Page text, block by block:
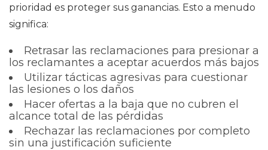
prioridad es proteger sus ganancias. Esto a menudo
significa:
Retrasar las reclamaciones para presionar a
los reclamantes a aceptar acuerdos más bajos
Utilizar tácticas agresivas para cuestionar
las lesiones o los daños
Hacer ofertas a la baja que no cubren el
alcance total de las pérdidas
Rechazar las reclamaciones por completo
sin una justificación suficiente